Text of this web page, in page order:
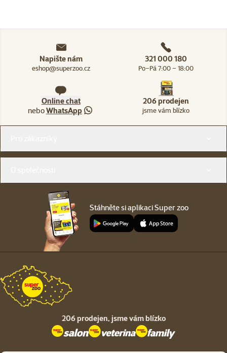
Napište nám
eshop@superzoo.cz
321 000 180
Po–Pá 7:00 – 18:00
Online chat
neboWhatsApp
206 prodejen
jsme vám blízko
Stáhněte si aplikaci Super zoo
206 prodejen, jsme vám blízko